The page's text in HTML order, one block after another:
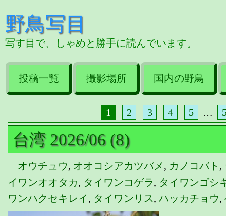
野鳥写目
写す目で、しゃめと勝手に読んでいます。
投稿一覧 撮影場所 国内の野鳥
1 2 3 4 5 …
台湾 2026/06 (8)
オウチュウ, オオコシアカツバメ , カノコバト ,
イワンオオタカ, タイワンコゲラ, タイワンゴシ
ワンハクセキレイ, タイワンリス, ハッカチョウ,